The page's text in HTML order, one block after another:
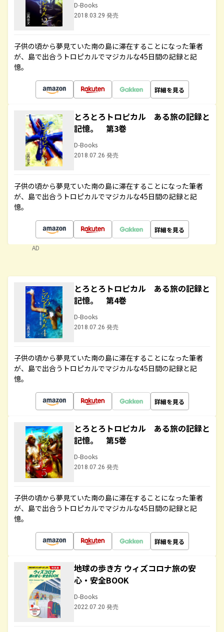
D-Books
2018.03.29 発売
子供の頃から夢見ていた南の島に滞在することになった筆者
が、島で出合うトロピカルでマジカルな45日間の記録と記
憶。
詳細を見る
とろとろトロピカル ある旅の記録と
記憶。 第3巻
D-Books
2018.07.26 発売
子供の頃から夢見ていた南の島に滞在することになった筆者
が、島で出合うトロピカルでマジカルな45日間の記録と記
憶。
詳細を見る
AD
とろとろトロピカル ある旅の記録と
記憶。 第4巻
D-Books
2018.07.26 発売
子供の頃から夢見ていた南の島に滞在することになった筆者
が、島で出合うトロピカルでマジカルな45日間の記録と記
憶。
詳細を見る
とろとろトロピカル ある旅の記録と
記憶。 第5巻
D-Books
2018.07.26 発売
子供の頃から夢見ていた南の島に滞在することになった筆者
が、島で出合うトロピカルでマジカルな45日間の記録と記
憶。
詳細を見る
地球の歩き方 ウィズコロナ旅の安
心・安全BOOK
D-Books
2022.07.20 発売